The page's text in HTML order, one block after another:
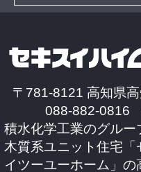
〒781-8121 高知県
088-882-0816
積水化学工業のグル
木質系ユニット住宅
イツーユーホーム」